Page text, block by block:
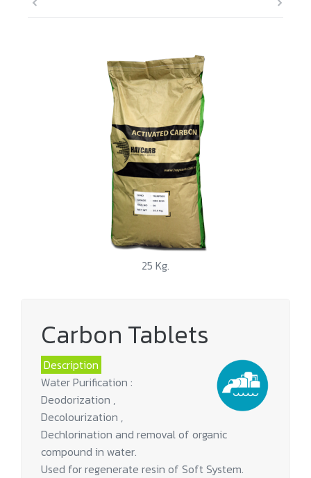
25 Kg.
Carbon Tablets
Description
Water Purification :
Deodorization ,
Decolourization ,
Dechlorination and removal of organic
compound in water.
Used for regenerate resin of Soft System.